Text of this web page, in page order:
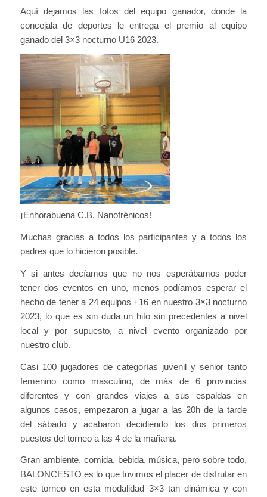
Aquí dejamos las fotos del equipo ganador, donde la
concejala de deportes le entrega el premio al equipo
ganado del 3×3 nocturno U16 2023.
¡Enhorabuena C.B. Nanofrénicos!
Muchas gracias a todos los participantes y a todos los
padres que lo hicieron posible.
Y si antes decíamos que no nos esperábamos poder
tener dos eventos en uno, menos podíamos esperar el
hecho de tener a 24 equipos +16 en nuestro 3×3 nocturno
2023, lo que es sin duda un hito sin precedentes a nivel
local y por supuesto, a nivel evento organizado por
nuestro club.
Casi 100 jugadores de categorías juvenil y senior tanto
femenino como masculino, de más de 6 provincias
diferentes y con grandes viajes a sus espaldas en
algunos casos, empezaron a jugar a las 20h de la tarde
del sábado y acabaron decidiendo los dos primeros
puestos del torneo a las 4 de la mañana.
Gran ambiente, comida, bebida, música, pero sobre todo,
BALONCESTO es lo que tuvimos el placer de disfrutar en
este torneo en esta modalidad 3×3 tan dinámica y con